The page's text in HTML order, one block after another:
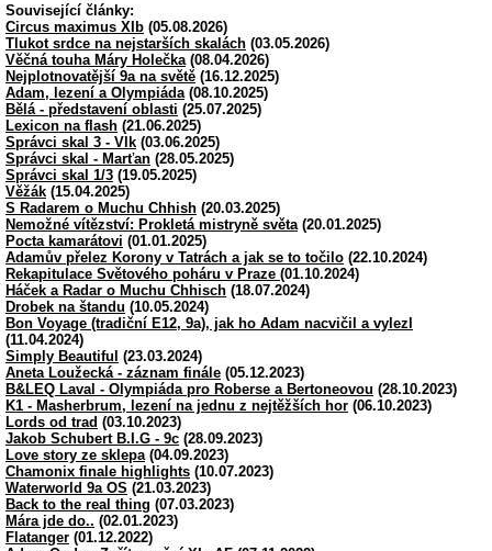
Související články:
Circus maximus XIb (05.08.2026)
Tlukot srdce na nejstarších skalách (03.05.2026)
Věčná touha Máry Holečka (08.04.2026)
Nejplotnovatější 9a na světě (16.12.2025)
Adam, lezení a Olympiáda (08.10.2025)
Bělá - představení oblasti (25.07.2025)
Lexicon na flash (21.06.2025)
Správci skal 3 - Vlk (03.06.2025)
Správci skal - Marťan (28.05.2025)
Správci skal 1/3 (19.05.2025)
Věžák (15.04.2025)
S Radarem o Muchu Chhish (20.03.2025)
Nemožné vítězství: Prokletá mistryně světa (20.01.2025)
Pocta kamarátovi (01.01.2025)
Adamův přelez Korony v Tatrách a jak se to točilo (22.10.2024)
Rekapitulace Světového poháru v Praze (01.10.2024)
Háček a Radar o Muchu Chhisch (18.07.2024)
Drobek na štandu (10.05.2024)
Bon Voyage (tradiční E12, 9a), jak ho Adam nacvičil a vylezl
(11.04.2024)
Simply Beautiful (23.03.2024)
Aneta Loužecká - záznam finále (05.12.2023)
B&LEQ Laval - Olympiáda pro Roberse a Bertoneovou (28.10.2023)
K1 - Masherbrum, lezení na jednu z nejtěžších hor (06.10.2023)
Lords od trad (03.10.2023)
Jakob Schubert B.I.G - 9c (28.09.2023)
Love story ze sklepa (04.09.2023)
Chamonix finale highlights (10.07.2023)
Waterworld 9a OS (21.03.2023)
Back to the real thing (07.03.2023)
Mára jde do.. (02.01.2023)
Flatanger (01.12.2022)